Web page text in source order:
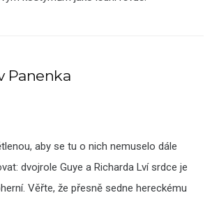
Panenka
aby se tu o nich nemuselo dále
dvojrole Guye a Richarda Lví srdce je
Věřte, že přesně sedne hereckému